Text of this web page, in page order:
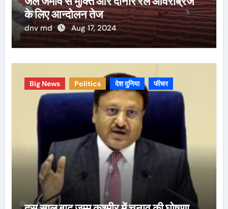
के लिए आन्दोलन तेज
dnv md Aug 17, 2024
Big News Politics देश दुनिया फीचर